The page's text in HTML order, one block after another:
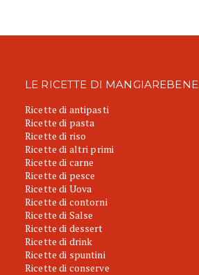
LE RICETTE DI MANGIAREBENE
Ricette di antipasti
Ricette di pasta
Ricette di riso
Ricette di altri primi
Ricette di carne
Ricette di pesce
Ricette di Uova
Ricette di contorni
Ricette di Salse
Ricette di dessert
Ricette di drink
Ricette di spuntini
Ricette di conserve